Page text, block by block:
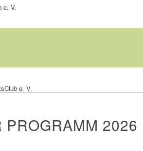
PROGRAMM 2026